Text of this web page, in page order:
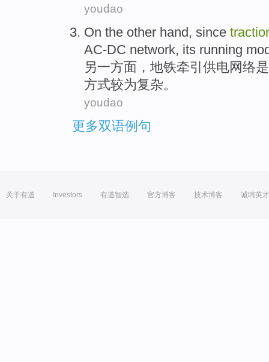
youdao
On the other hand, since
AC-DC network, its running
另一方面， 地铁牵引 供电网络是
方式较为复杂。
youdao
更多双语例句
关于有道 Investors 有道智选 官方博客 技术博客 诚聘英才